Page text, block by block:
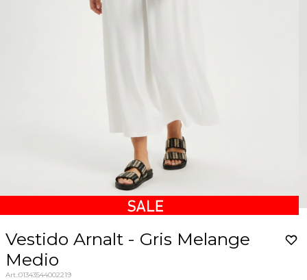
Vestido Arnalt - Gris Melange
Medio
01343544002219